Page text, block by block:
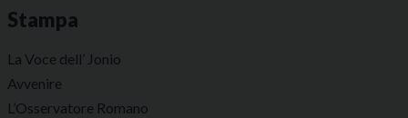
Stampa
La Voce dell’ Jonio
Avvenire
L’Osservatore Romano